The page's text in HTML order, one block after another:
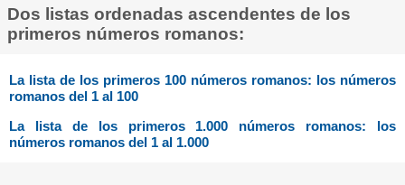
Dos listas ordenadas ascendentes de los
primeros números romanos:
La lista de los primeros 100 números romanos: los números
romanos del 1 al 100
La lista de los primeros 1.000 números romanos: los
números romanos del 1 al 1.000